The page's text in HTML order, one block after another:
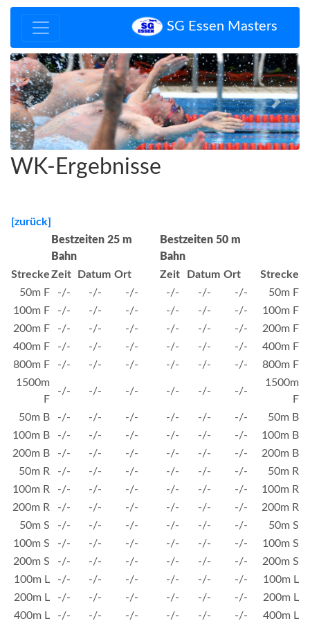
SG Essen Masters
Zurück Vor
WK-Ergebnisse
[zurück]
Bestzeiten 25 m
Bahn
Bestzeiten 50 m
Bahn
StreckeZeit Datum Ort Zeit Datum Ort
Strecke
50m F
-/- -/- -/- -/- -/- -/-
50m F
100m F
-/- -/- -/- -/- -/- -/-
100m F
200m F
-/- -/- -/- -/- -/- -/-
200m F
400m F
-/- -/- -/- -/- -/- -/-
400m F
800m F
-/- -/- -/- -/- -/- -/-
800m F
1500m
F
-/- -/- -/- -/- -/- -/-
1500m
F
50m B
-/- -/- -/- -/- -/- -/-
50m B
100m B
-/- -/- -/- -/- -/- -/-
100m B
200m B
-/- -/- -/- -/- -/- -/-
200m B
50m R
-/- -/- -/- -/- -/- -/-
50m R
100m R
-/- -/- -/- -/- -/- -/-
100m R
200m R
-/- -/- -/- -/- -/- -/-
200m R
50m S
-/- -/- -/- -/- -/- -/-
50m S
100m S
-/- -/- -/- -/- -/- -/-
100m S
200m S
-/- -/- -/- -/- -/- -/-
200m S
100m L
-/- -/- -/- -/- -/- -/-
100m L
200m L
-/- -/- -/- -/- -/- -/-
200m L
400m L
-/- -/- -/- -/- -/- -/- 400m L